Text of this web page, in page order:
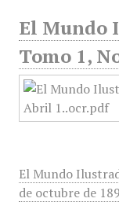
El Mundo
Tomo 1,
El Mundo
de octubre de